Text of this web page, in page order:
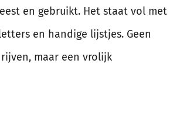
en gebruikt. Het staat vol met
en handige lijstjes. Geen
maar een vrolijk